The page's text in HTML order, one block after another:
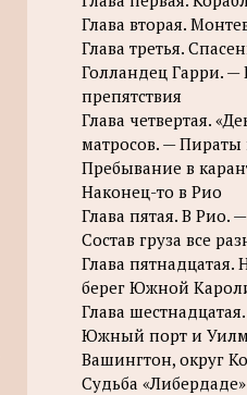
Глава вторая.
Глава третья.
Голландец Гарри.
препятствия
Глава четвертая.
матросов. —
Пребывание в
Наконец-то в Рио
Глава пятая. В Рио.
Состав груза все
Глава пятнадцатая.
берег Южной
Глава
Южный порт и
Вашингтон, округ
Судьба «Либердаде»